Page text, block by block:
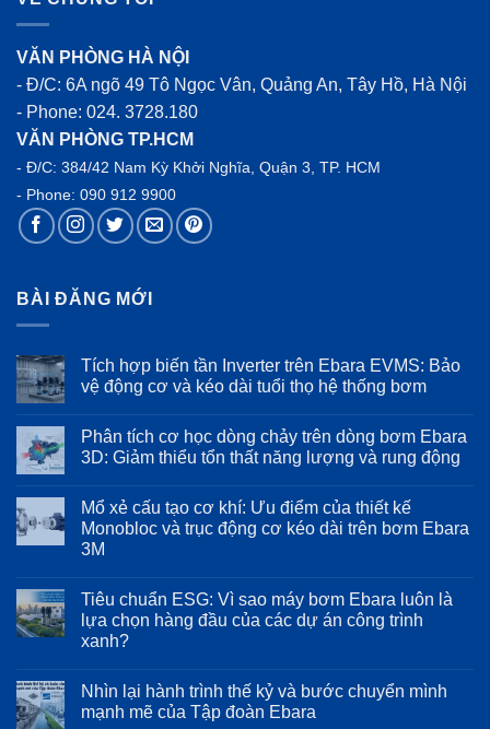
VĂN PHÒNG HÀ NỘI
- Đ/C: 6A ngõ 49 Tô Ngọc Vân, Quảng An, Tây Hồ, Hà Nội
- Phone: 024. 3728.180
VĂN PHÒNG TP.HCM
- Đ/C: 384/42 Nam Kỳ Khởi Nghĩa, Quận 3, TP. HCM
- Phone: 090 912 9900
BÀI ĐĂNG MỚI
Tích hợp biến tần Inverter trên Ebara EVMS: Bảo
vệ động cơ và kéo dài tuổi thọ hệ thống bơm
bình
luận
ở
biến
tần
Inverter
trên
Bảo
vệ
động
cơ
và
tuổi
thọ
hệ
Phân tích cơ học dòng chảy trên dòng bơm Ebara
3D: Giảm thiểu tổn thất năng lượng và rung động
bình
luận
ở
Phân
học
dòng
chảy
trên
dòng
3D:
Giảm
thiểu
Mổ xẻ cấu tạo cơ khí: Ưu điểm của thiết kế
Monobloc và trục động cơ kéo dài trên bơm Ebara
3M
bình
luận
ở
Mổ
tạo
cơ
khí:
Tiêu chuẩn ESG: Vì sao máy bơm Ebara luôn là
lựa chọn hàng đầu của các dự án công trình
xanh?
bình
luận
ở
Nhìn lại hành trình thế kỷ và bước chuyển mình
mạnh mẽ của Tập đoàn Ebara